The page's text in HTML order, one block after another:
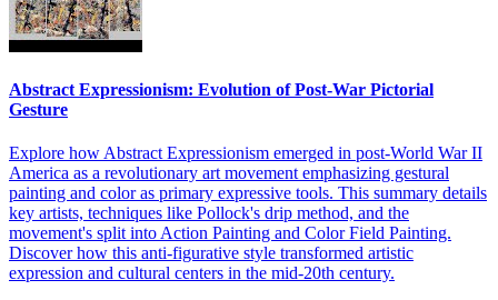
Abstract Expressionism: Evolution of Post-War Pictorial
Gesture
Explore how Abstract Expressionism emerged in post-World War II
America as a revolutionary art movement emphasizing gestural
painting and color as primary expressive tools. This summary details
key artists, techniques like Pollock's drip method, and the
movement's split into Action Painting and Color Field Painting.
Discover how this anti-figurative style transformed artistic
expression and cultural centers in the mid-20th century.